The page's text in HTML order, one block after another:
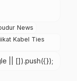
News
Kabel Ties
|| []).push({});